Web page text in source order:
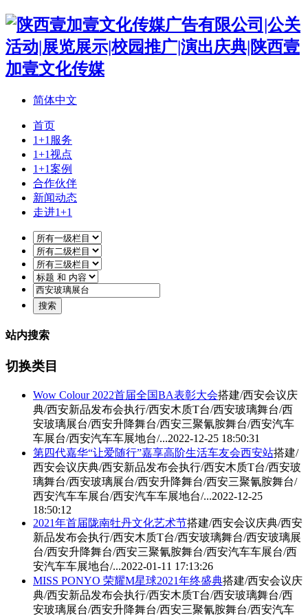
简体中文
首页
1+1服务
1+1视点
1+1案例
合作伙伴
新闻动态
走进1+1
站内搜索
切换类目
Wow Colour 2022首届全国BA表彰大会搭建/西安会议庆
典/西安新品发布会执行/西安木质T台/西安玻璃舞台/西
安玻璃展台/西安升降舞台/西安三聚氰胺舞台/西安汽车
车展台/西安汽车车展地台/...2022-12-25 18:50:31
第四代嘉华“让爱随行”嘉享高阶生活车友会西安站搭建/
西安会议庆典/西安新品发布会执行/西安木质T台/西安玻
璃舞台/西安玻璃展台/西安升降舞台/西安三聚氰胺舞台/
西安汽车车展台/西安汽车车展地台/...2022-12-25
18:50:12
2021年首届陇南牡丹文化艺术节搭建/西安会议庆典/西安
新品发布会执行/西安木质T台/西安玻璃舞台/西安玻璃展
台/西安升降舞台/西安三聚氰胺舞台/西安汽车车展台/西
安汽车车展地台/...2022-01-11 17:13:26
MISS PONYO 荣耀M星球2021年终盛典搭建/西安会议庆
典/西安新品发布会执行/西安木质T台/西安玻璃舞台/西
安玻璃展台/西安升降舞台/西安三聚氰胺舞台/西安汽车